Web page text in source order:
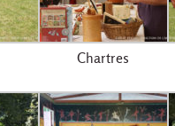
Chartres